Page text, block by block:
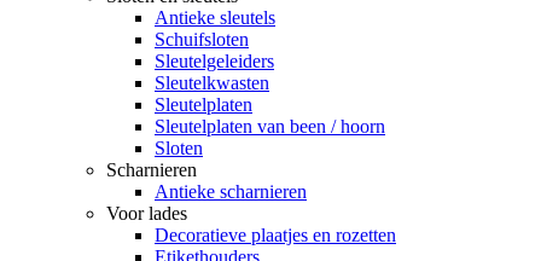
Antieke sleutels
Schuifsloten
Sleutelgeleiders
Sleutelkwasten
Sleutelplaten
Sleutelplaten van been / hoorn
Sloten
Scharnieren
Antieke scharnieren
Voor lades
Decoratieve plaatjes en rozetten
Etikethouders